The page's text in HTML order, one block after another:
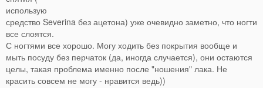
использую
средство Severina без ацетона) уже очевидно заметно, что ногти
все слоятся.
С ногтями все хорошо. Могу ходить без покрытия вообще и
мыть посуду без перчаток (да, иногда случается), они остаются
целы, такая проблема именно после "ношения" лака. Не
красить совсем не могу - нравится ведь))